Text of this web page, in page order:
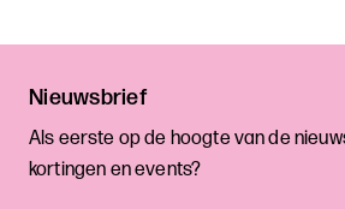
Nieuwsbrief
Als eerste op de hoogte van de
kortingen en events?